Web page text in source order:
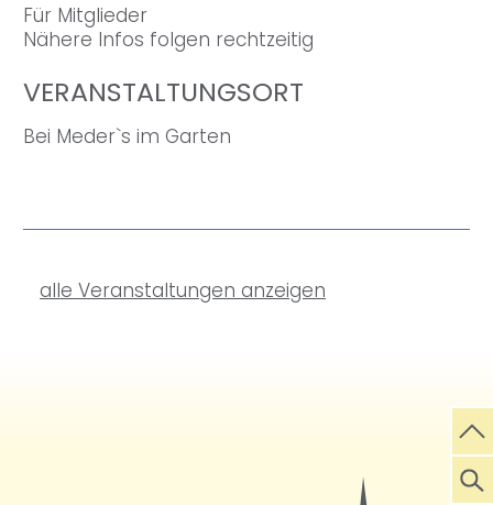
Für Mitglieder
Nähere Infos folgen rechtzeitig
VERANSTALTUNGSORT
Bei Meder`s im Garten
alle Veranstaltungen anzeigen